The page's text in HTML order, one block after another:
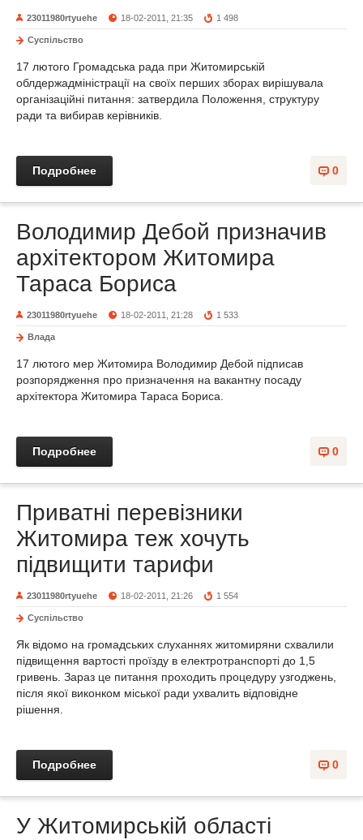
23011980rtyuehe 18-02-2011, 21:35 1 498
Суспільство
17 лютого Громадська рада при Житомирській
облдержадміністрації на своїх перших зборах вирішувала
організаційні питання: затвердила Положення, структуру
ради та вибирав керівників.
0
Подробнее
Володимир Дебой призначив
архітектором Житомира
Тараса Бориса
23011980rtyuehe 18-02-2011, 21:28 1 533
Влада
17 лютого мер Житомира Володимир Дебой підписав
розпорядження про призначення на вакантну посаду
архітектора Житомира Тараса Бориса.
0
Подробнее
Приватні перевізники
Житомира теж хочуть
підвищити тарифи
23011980rtyuehe 18-02-2011, 21:26 1 554
Суспільство
Як відомо на громадських слуханнях житомиряни схвалили
підвищення вартості проїзду в електротранспорті до 1,5
гривень. Зараз це питання проходить процедуру узгоджень,
після якої виконком міської ради ухвалить відповідне
рішення.
0
Подробнее
У Житомирській області